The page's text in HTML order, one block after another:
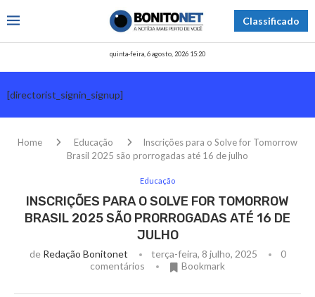
Classificado
quinta-feira, 6 agosto, 2026 15:20
[directorist_signin_signup]
Home Educação
Inscrições para o Solve for Tomorrow
Brasil 2025 são prorrogadas até 16 de julho
Educação
INSCRIÇÕES PARA O SOLVE FOR TOMORROW
BRASIL 2025 SÃO PRORROGADAS ATÉ 16 DE
JULHO
de Redação Bonitonet terça-feira, 8 julho, 2025
0
comentários
Bookmark